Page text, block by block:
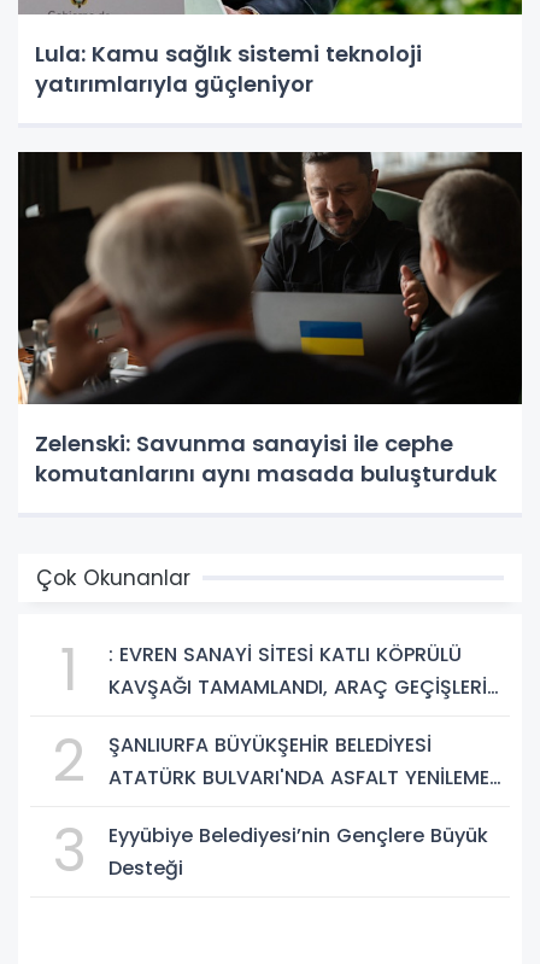
Lula: Kamu sağlık sistemi teknoloji
yatırımlarıyla güçleniyor
Zelenski: Savunma sanayisi ile cephe
komutanlarını aynı masada buluşturduk
Çok Okunanlar
1
: EVREN SANAYİ SİTESİ KATLI KÖPRÜLÜ
KAVŞAĞI TAMAMLANDI, ARAÇ GEÇİŞLERİ
2
ŞANLIURFA BÜYÜKŞEHİR BELEDİYESİ
ATATÜRK BULVARI'NDA ASFALT YENİLEME
3
Eyyübiye Belediyesi’nin Gençlere Büyük
Desteği